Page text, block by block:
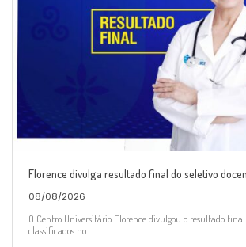
Florence divulga resultado final do seletivo
08/08/2026
O Centro Universitário Florence divulgou o resultado
classificados no...